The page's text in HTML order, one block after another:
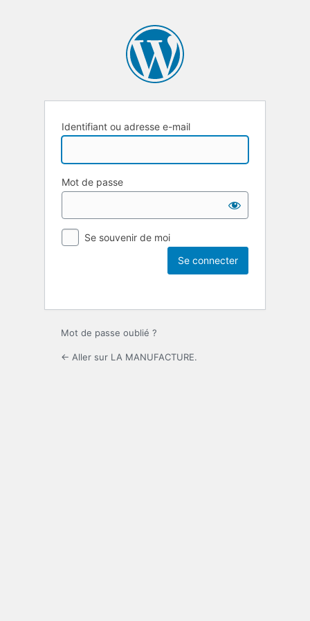
Identifiant ou adresse e-mail
Mot de passe
Se souvenir de moi
Mot de passe oublié ?
← Aller sur LA MANUFACTURE.